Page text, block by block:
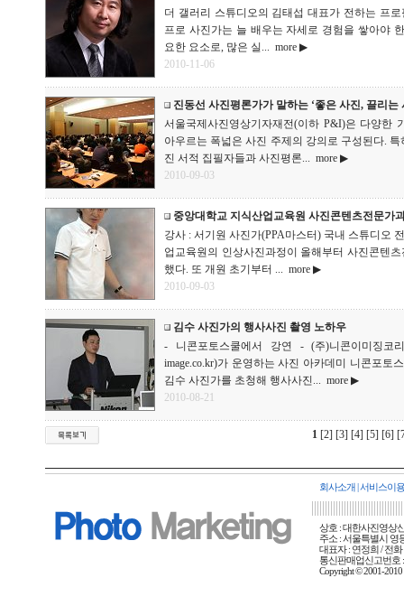
더 갤러리 스튜디오의 김태섭 대표가 전하는 프
프로 사진가는 늘 배우는 자세로 경험을 쌓아야
요한 요소로, 많은 실... more ▶
2010-11-06
진동선 사진평론가가 말하는 ‘좋은 사진, 끌리는
서울국제사진영상기자재전(이하 P&I)은 다양한
아우르는 폭넓은 사진 주제의 강의로 구성된다.
진 서적 집필자들과 사진평론... more ▶
2010-09-03
중앙대학교 지식산업교육원 사진콘텐츠전문가
강사 : 서기원 사진가(PPA마스터) 국내 스튜디오
업교육원의 인상사진과정이 올해부터 사진콘텐
했다. 또 개원 초기부터 ... more ▶
2010-09-03
김수 사진가의 행사사진 촬영 노하우
- 니콘포토스쿨에서 강연 - (주)니콘이미징코
image.co.kr)가 운영하는 사진 아카데미 니콘포토
김수 사진가를 초청해 행사사진... more ▶
2010-08-21
1 [2] [3] [4] [5] [6]
회사소개 서비스이
상호 : 대한사진영상
주소 : 서울특별시 영
대표자 : 연정희 / 전화
통신판매업신고번호
Copyright © 2001-